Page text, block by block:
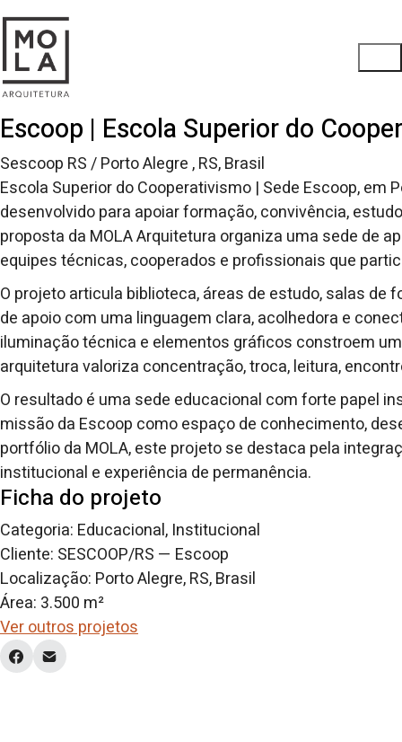
Escoop | Escola Superior do
Sescoop RS / Porto Alegre , RS, Brasil
Escola Superior do Cooperativismo | Sede Escoop,
desenvolvido para apoiar formação, convivência,
proposta da MOLA Arquitetura organiza uma sede de
equipes técnicas, cooperados e profissionais que
O projeto articula biblioteca, áreas de estudo, salas
de apoio com uma linguagem clara, acolhedora e
iluminação técnica e elementos gráficos constroem
arquitetura valoriza concentração, troca, leitura,
O resultado é uma sede educacional com forte papel
missão da Escoop como espaço de conhecimento,
portfólio da MOLA, este projeto se destaca pela
institucional e experiência de permanência.
Ficha do projeto
Categoria: Educacional, Institucional
Cliente: SESCOOP/RS — Escoop
Localização: Porto Alegre, RS, Brasil
Área: 3.500 m²
Ver outros projetos